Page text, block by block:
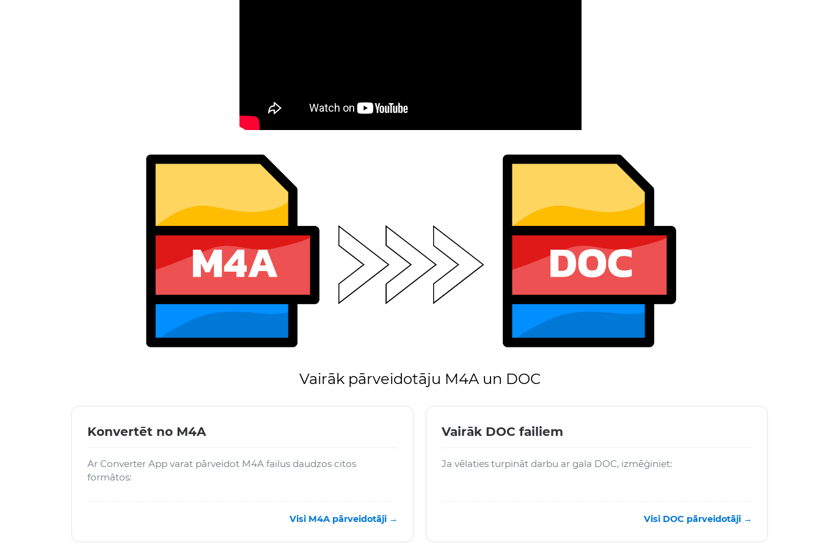
Vairāk pārveidotāju M4A un DOC
Konvertēt no M4A
Ar Converter App varat pārveidot M4A failus daudzos citos
formātos:
Visi M4A pārveidotāji →
Vairāk DOC failiem
Ja vēlaties turpināt darbu ar gala DOC, izmēģiniet:
Visi DOC pārveidotāji →